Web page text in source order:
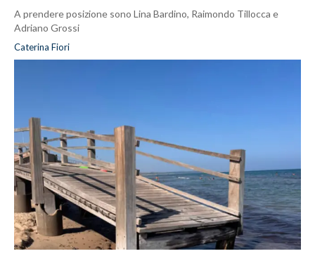
A prendere posizione sono Lina Bardino, Raimondo Tillocca e
Adriano Grossi
Caterina Fiori